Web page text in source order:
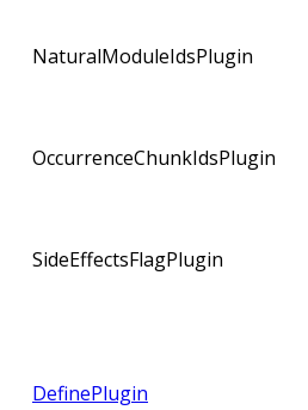
NaturalModuleIdsPlugin
OccurrenceChunkIdsPlugin
SideEffectsFlagPlugin
DefinePlugin